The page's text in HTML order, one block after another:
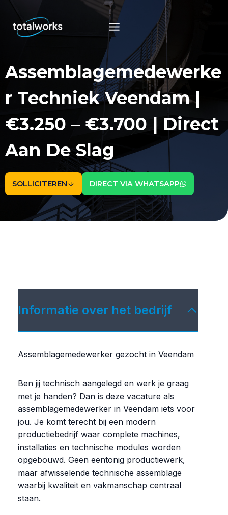
Doorgaan
inhoud
Assemblagemedewerke
R Techniek Veendam |
€3.250 – €3.700 | Direct
Aan De Slag
SOLLICITEREN DIRECT VIA WHATSAPP
Informatie over het bedrijf
Assemblagemedewerker gezocht in Veendam
Ben jij technisch aangelegd en werk je graag
met je handen? Dan is deze vacature als
assemblagemedewerker in Veendam iets voor
jou. Je komt terecht bij een modern
productiebedrijf waar complete machines,
installaties en technische modules worden
opgebouwd. Geen eentonig productiewerk,
maar afwisselende technische assemblage
waarbij kwaliteit en vakmanschap centraal
staan.